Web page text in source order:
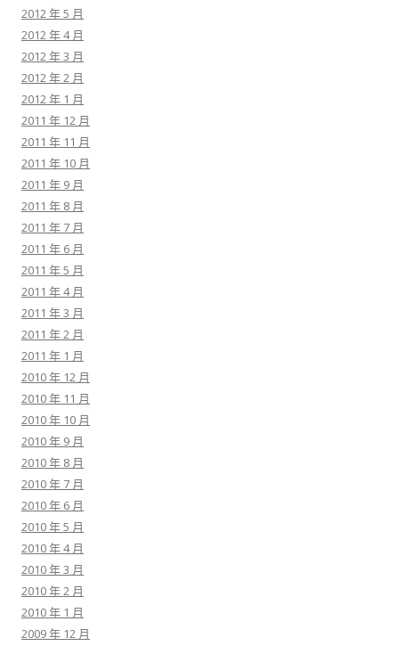
2012 年 5 月
2012 年 4 月
2012 年 3 月
2012 年 2 月
2012 年 1 月
2011 年 12 月
2011 年 11 月
2011 年 10 月
2011 年 9 月
2011 年 8 月
2011 年 7 月
2011 年 6 月
2011 年 5 月
2011 年 4 月
2011 年 3 月
2011 年 2 月
2011 年 1 月
2010 年 12 月
2010 年 11 月
2010 年 10 月
2010 年 9 月
2010 年 8 月
2010 年 7 月
2010 年 6 月
2010 年 5 月
2010 年 4 月
2010 年 3 月
2010 年 2 月
2010 年 1 月
2009 年 12 月